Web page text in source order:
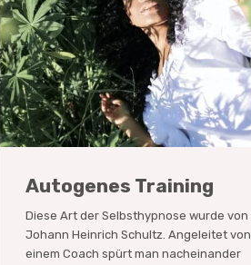
Autogenes Training
Diese Art der Selbsthypnose wurde von
Johann Heinrich Schultz. Angeleitet von
einem Coach spürt man nacheinander